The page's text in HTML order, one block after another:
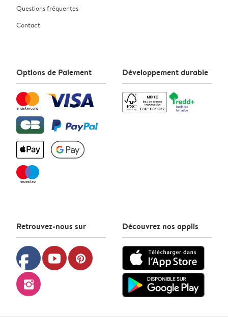
Questions fréquentes
Contact
Options de Paiement Développement durable
Retrouvez-nous sur
facebook youtube pinterest
instagram
Découvrez nos applis